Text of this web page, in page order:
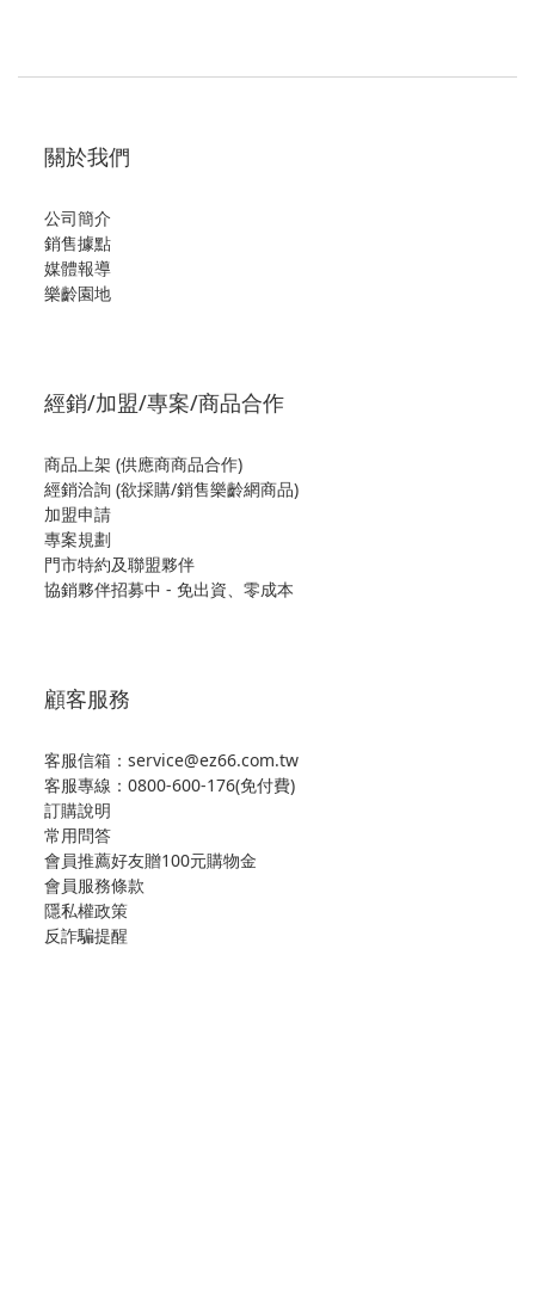
關於我們
公司簡介
銷售據點
媒體報導
樂齡園地
經銷/加盟/專案/商品合作
商品上架 (供應商商品合作)
經銷洽詢 (欲採購/銷售樂齡網商品)
加盟申請
專案規劃
門市特約及聯盟夥伴
協銷夥伴招募中 - 免出資、零成本
顧客服務
客服信箱：service@ez66.com.tw
客服專線： 0800-600-176(免付費)
訂購說明
常用問答
會員推薦好友贈100元購物金
會員服務條款
隱私權政策
反詐騙提醒